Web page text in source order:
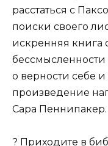
расстаться с
поиски своего
искренняя книга
о верности себе
произведение
Сара Пеннипакер.
? Приходите в